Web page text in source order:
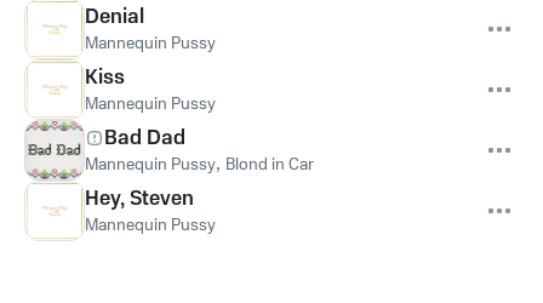
Denial
Mannequin Pussy
Kiss
Mannequin Pussy
Bad Dad
Mannequin Pussy, Blond in Car
Hey, Steven
Mannequin Pussy